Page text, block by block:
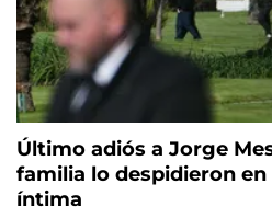
Último adiós a Jorge
familia lo despidieron
íntima